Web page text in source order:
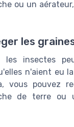
ou un
les
les insectes
n'aient eu
vous pouvez
de terre ou